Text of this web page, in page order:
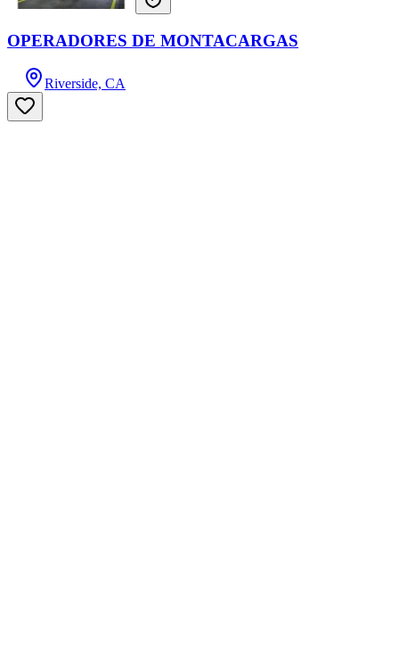
OPERADORES DE MONTACARGAS
Riverside, CA